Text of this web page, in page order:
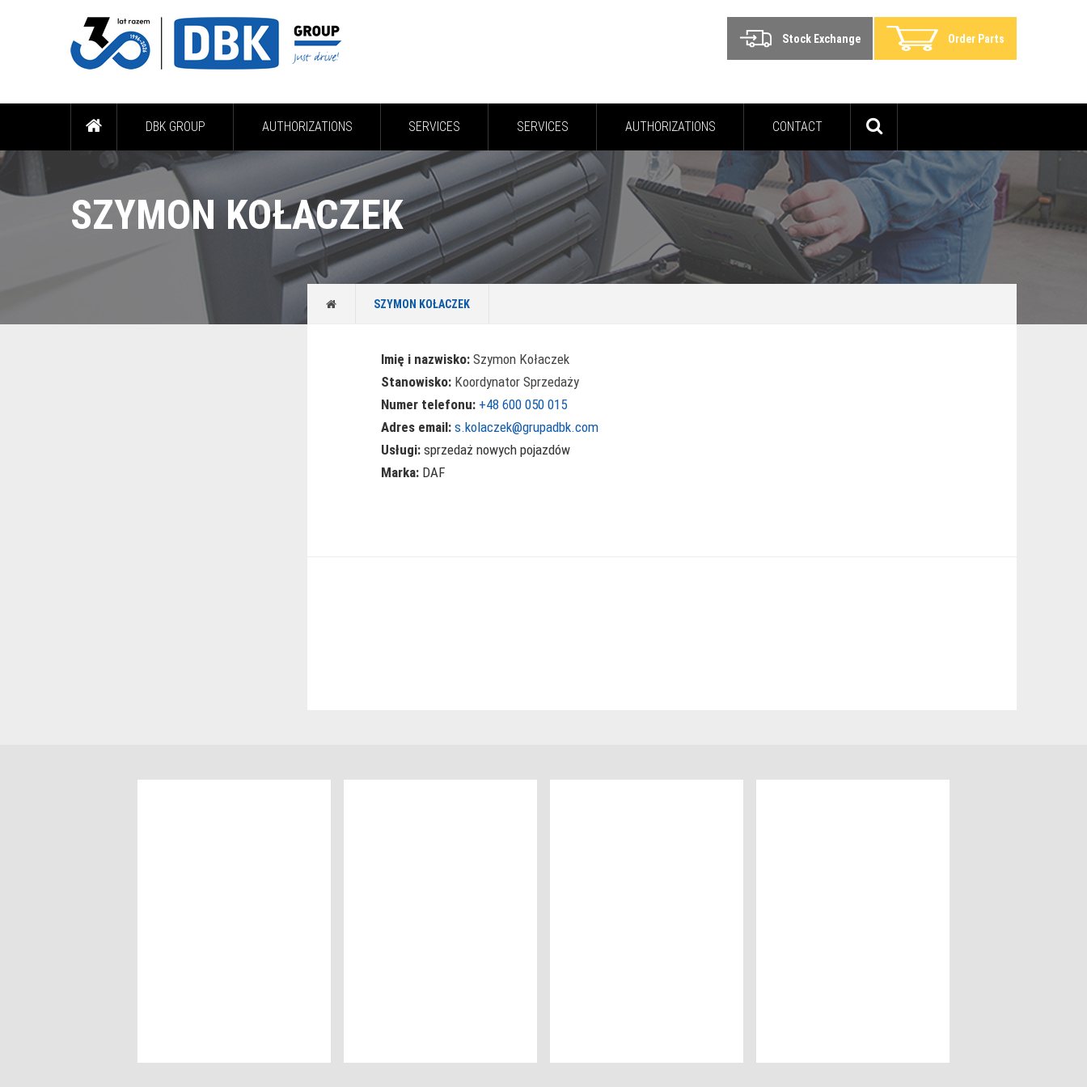
Stock Exchange Order Parts
DBK GROUP AUTHORIZATIONS SERVICES SERVICES AUTHORIZATIONS CONTACT
SZYMON KOŁACZEK
SZYMON KOŁACZEK
Imię i nazwisko: Szymon Kołaczek
Stanowisko: Koordynator Sprzedaży
Numer telefonu: +48 600 050 015
Adres email: s.kolaczek@grupadbk.com
Usługi: sprzedaż nowych pojazdów
Marka: DAF